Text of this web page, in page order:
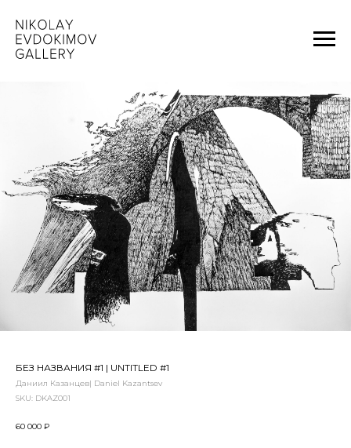
БЕЗ НАЗВАНИЯ #1 | UNTITLED #1
Даниил Казанцев| Daniel Kazantsev
SKU: DKAZ001
60 000 ₽